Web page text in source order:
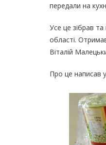
передали на
Усе це зібрав
області.
Віталій
Про це написав